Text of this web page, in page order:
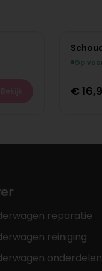
Op
€
reparatie
reiniging
onderdelen